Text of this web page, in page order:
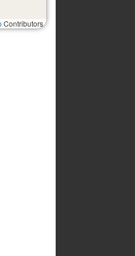
Contributors